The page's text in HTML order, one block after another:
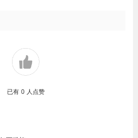
已有 0 人点赞